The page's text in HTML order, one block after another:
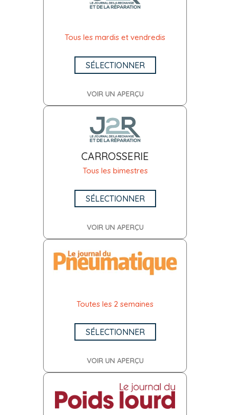
Tous les mardis et vendredis
SÉLECTIONNER
VOIR UN APERÇU
CARROSSERIE
Tous les bimestres
SÉLECTIONNER
VOIR UN APERÇU
Toutes les 2 semaines
SÉLECTIONNER
VOIR UN APERÇU